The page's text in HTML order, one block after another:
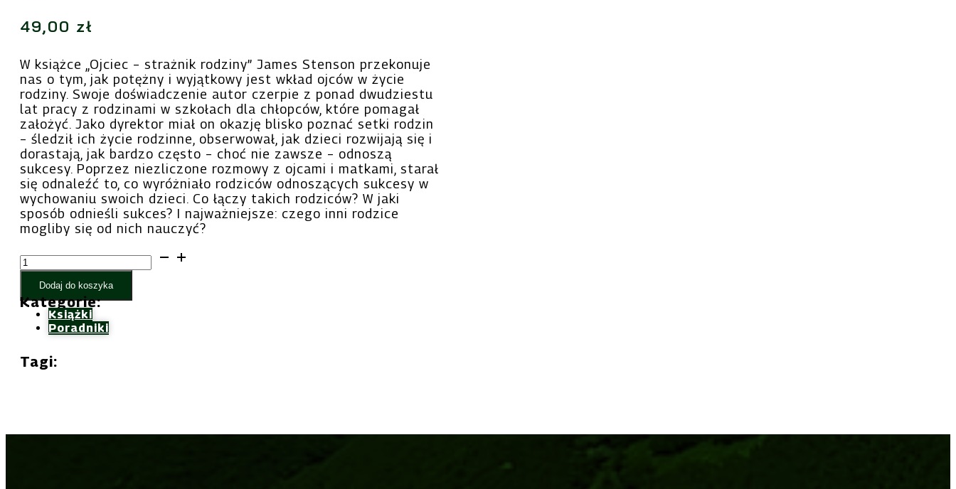
49,00 zł
W książce „Ojciec – strażnik rodziny” James Stenson przekonuje
nas o tym, jak potężny i wyjątkowy jest wkład ojców w życie
rodziny. Swoje doświadczenie autor czerpie z ponad dwudziestu
lat pracy z rodzinami w szkołach dla chłopców, które pomagał
założyć. Jako dyrektor miał on okazję blisko poznać setki rodzin
– śledził ich życie rodzinne, obserwował, jak dzieci rozwijają się i
dorastają, jak bardzo często – choć nie zawsze – odnoszą
sukcesy. Poprzez niezliczone rozmowy z ojcami i matkami, starał
się odnaleźć to, co wyróżniało rodziców odnoszących sukcesy w
wychowaniu swoich dzieci. Co łączy takich rodziców? W jaki
sposób odnieśli sukces? I najważniejsze: czego inni rodzice
mogliby się od nich nauczyć?
ilość
Ojciec
strażnik
rodziny
James
Dodaj do koszyka
Kategorie:
Książki
Poradniki
Tagi: